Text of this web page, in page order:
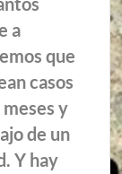
a
que
casos
y
de un
Y hay